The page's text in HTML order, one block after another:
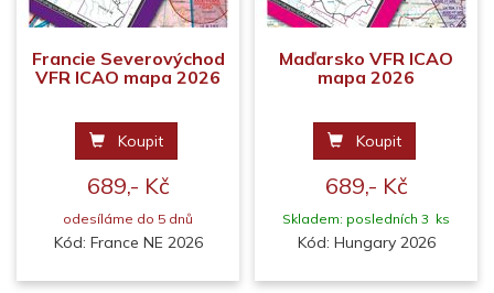
Francie Severovýchod
VFR ICAO mapa 2026
Koupit
689,- Kč
odesíláme do 5 dnů
Kód: France NE 2026
Maďarsko VFR ICAO
mapa 2026
Koupit
689,- Kč
Skladem: posledních 3 ks
Kód: Hungary 2026